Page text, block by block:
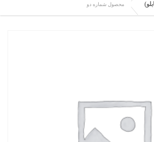
محصول شماره دو